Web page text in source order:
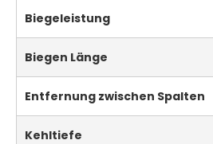
Biegeleistung
Biegen Länge
Entfernung zwischen Spalten
Kehltiefe